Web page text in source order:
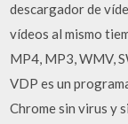
descargador de
vídeos al mismo
MP4, MP3, WMV,
VDP es un
Chrome sin virus y